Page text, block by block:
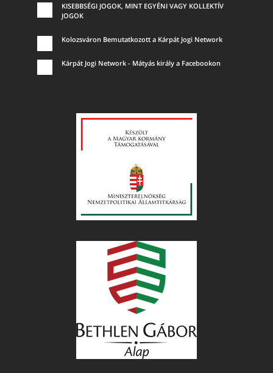
KISEBBSÉGI JOGOK, MINT EGYÉNI VAGY KOLLEKTÍV
JOGOK
Kolozsváron Bemutatkozott a Kárpát Jogi Network
Kárpát Jogi Network - Mátyás király a Facebookon